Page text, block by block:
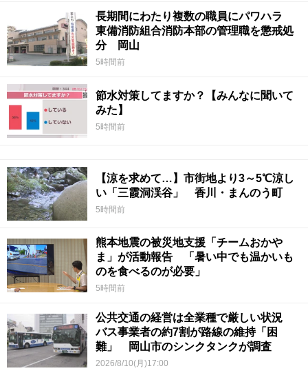
長期間にわたり複数の職員にパワハラ
東備消防組合消防本部の管理職を懲戒処
分 岡山
5時間前
節水対策してますか？【みんなに聞いて
みた】
5時間前
【涼を求めて…】市街地より3～5℃涼し
い「三霞洞渓谷」 香川・まんのう町
5時間前
熊本地震の被災地支援「チームおかや
ま」が活動報告 「暑い中でも温かいも
のを食べるのが必要」
5時間前
公共交通の経営は全業種で厳しい状況
バス事業者の約7割が路線の維持「困
難」 岡山市のシンクタンクが調査
2026/8/10(月)17:00